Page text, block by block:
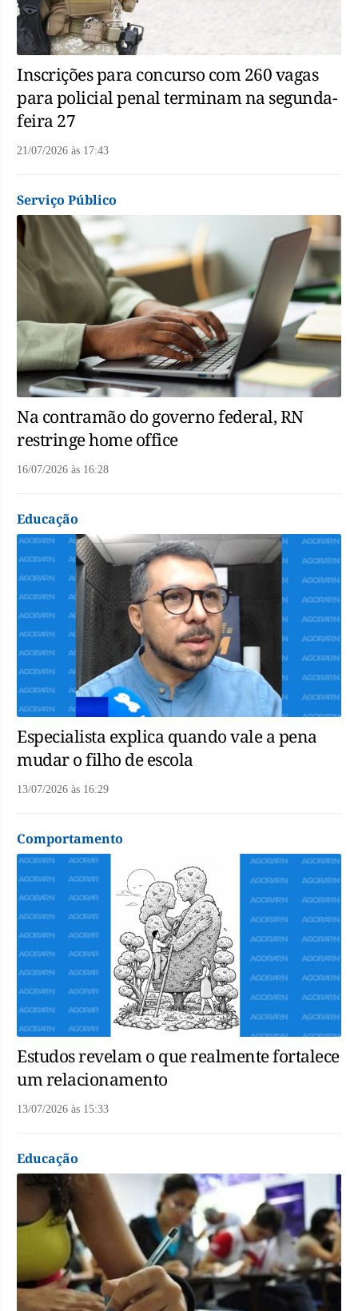
Inscrições para concurso com 260 vagas
para policial penal terminam na segunda-
feira 27
21/07/2026 às 17:43
Serviço Público
Na contramão do governo federal, RN
restringe home office
16/07/2026 às 16:28
Educação
Especialista explica quando vale a pena
mudar o filho de escola
13/07/2026 às 16:29
Comportamento
Estudos revelam o que realmente fortalece
um relacionamento
13/07/2026 às 15:33
Educação